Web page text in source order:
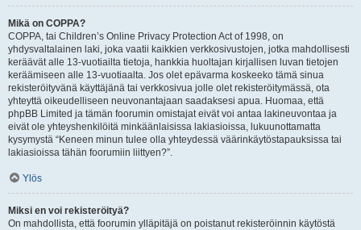
Mikä on COPPA?
COPPA, tai Children’s Online Privacy Protection Act of 1998, on
yhdysvaltalainen laki, joka vaatii kaikkien verkkosivustojen, jotka mahdollisesti
keräävät alle 13-vuotiailta tietoja, hankkia huoltajan kirjallisen luvan tietojen
keräämiseen alle 13-vuotiaalta. Jos olet epävarma koskeeko tämä sinua
rekisteröityvänä käyttäjänä tai verkkosivua jolle olet rekisteröitymässä, ota
yhteyttä oikeudelliseen neuvonantajaan saadaksesi apua. Huomaa, että
phpBB Limited ja tämän foorumin omistajat eivät voi antaa lakineuvontaa ja
eivät ole yhteyshenkilöitä minkäänlaisissa lakiasioissa, lukuunottamatta
kysymystä “Keneen minun tulee olla yhteydessä väärinkäytöstapauksissa tai
lakiasioissa tähän foorumiin liittyen?”.
Ylös
Miksi en voi rekisteröityä?
On mahdollista, että foorumin ylläpitäjä on poistanut rekisteröinnin käytöstä